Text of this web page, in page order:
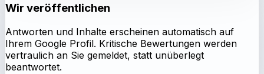
Wir veröffentlichen
Antworten und Inhalte erscheinen automatisch auf
Ihrem Google Profil. Kritische Bewertungen werden
vertraulich an Sie gemeldet, statt unüberlegt
beantwortet.